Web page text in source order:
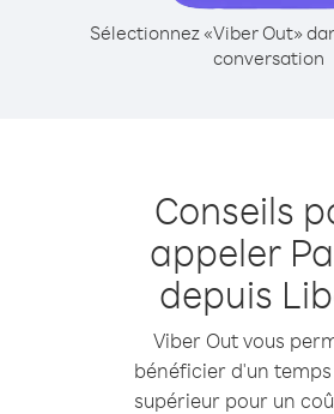
Sélectionnez «Viber Out»
conversation
Conseils
appeler
depuis
Viber Out vous
bénéficier d'un
supérieur pour un